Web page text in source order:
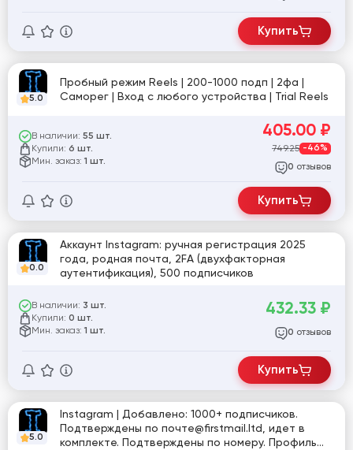
Купить
5.0
Пробный режим Reels | 200-1000 подп | 2фа |
Саморег | Вход с любого устройства | Trial Reels
В наличии: 55 шт.
Купили: 6 шт.
Мин. заказ: 1 шт.
405.00 ₽
749.25 -46%
0 отзывов
Купить
0.0
Аккаунт Instagram: ручная регистрация 2025
года, родная почта, 2FA (двухфакторная
аутентификация), 500 подписчиков
В наличии: 3 шт.
Купили: 0 шт.
Мин. заказ: 1 шт.
432.33 ₽
0 отзывов
Купить
5.0
Instagram | Добавлено: 1000+ подписчиков.
Подтверждены по почте@firstmail.ltd, идет в
комплекте. Подтверждены по номеру. Профиль